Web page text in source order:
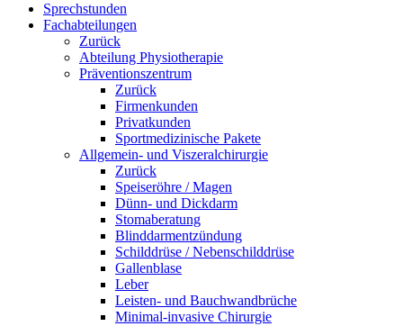
Sprechstunden
Fachabteilungen
Zurück
Abteilung Physiotherapie
Präventionszentrum
Zurück
Firmenkunden
Privatkunden
Sportmedizinische Pakete
Allgemein- und Viszeralchirurgie
Zurück
Speiseröhre / Magen
Dünn- und Dickdarm
Stomaberatung
Blinddarmentzündung
Schilddrüse / Nebenschilddrüse
Gallenblase
Leber
Leisten- und Bauchwandbrüche
Minimal-invasive Chirurgie